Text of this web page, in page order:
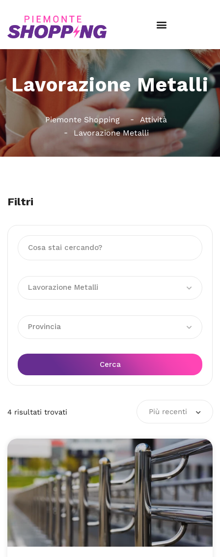
Lavorazione Metalli
Piemonte Shopping
Attività
Lavorazione Metalli
Filtri
Lavorazione Metalli
Provincia
Cerca
4 risultati trovati Più recenti